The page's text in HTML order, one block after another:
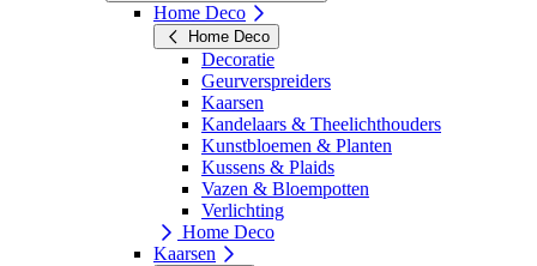
Home Deco
Home Deco
Decoratie
Geurverspreiders
Kaarsen
Kandelaars & Theelichthouders
Kunstbloemen & Planten
Kussens & Plaids
Vazen & Bloempotten
Verlichting
Home Deco
Kaarsen